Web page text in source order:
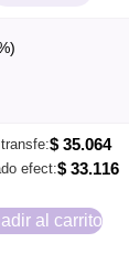
$35.064
efect:$33.116
al carrito